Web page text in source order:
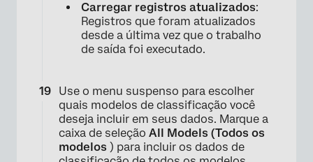
Carregar registros atualizados:
Registros que foram atualizados
desde a última vez que o trabalho
de saída foi executado.
Use o menu suspenso para escolher
quais modelos de classificação você
deseja incluir em seus dados. Marque a
caixa de seleção All Models (Todos os
modelos ) para incluir os dados de